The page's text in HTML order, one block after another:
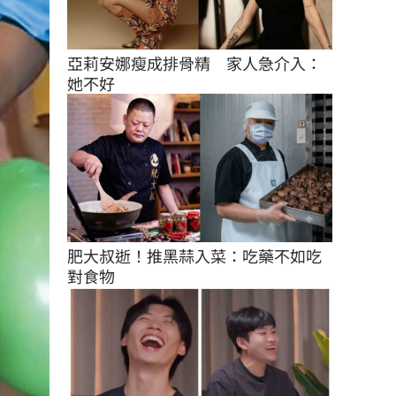
亞莉安娜瘦成排骨精　家人急介入：
她不好
肥大叔逝！推黑蒜入菜：吃藥不如吃
對食物